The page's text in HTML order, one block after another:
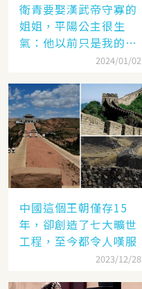
衛青要娶漢武帝守寡的
姐姐，平陽公主很生
氣：他以前只是我的奴
2024/01/02
中國這個王朝僅存15
年，卻創造了七大曠世
工程，至今都令人嘆服
2023/12/28